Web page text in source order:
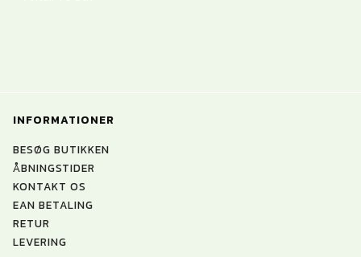
INFORMATIONER
BESØG BUTIKKEN
ÅBNINGSTIDER
KONTAKT OS
EAN BETALING
RETUR
LEVERING